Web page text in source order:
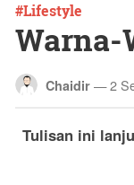
Lifestyle
Warna-
Chaidir —2
Tulisan ini